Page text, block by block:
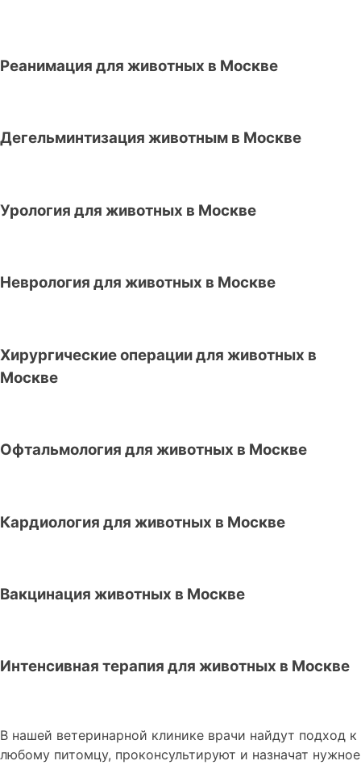
Реанимация для животных в Москве
Дегельминтизация животным в Москве
Урология для животных в Москве
Неврология для животных в Москве
Хирургические операции для животных в
Москве
Офтальмология для животных в Москве
Кардиология для животных в Москве
Вакцинация животных в Москве
Интенсивная терапия для животных в Москве
В нашей ветеринарной клинике врачи найдут подход к
любому питомцу, проконсультируют и назначат нужное